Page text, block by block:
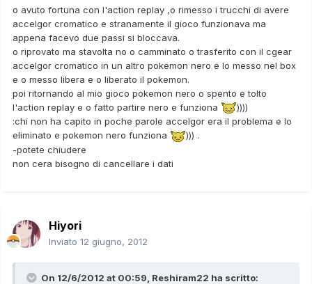
o avuto fortuna con l'action replay ,o rimesso i trucchi di avere
accelgor cromatico e stranamente il gioco funzionava ma
appena facevo due passi si bloccava.
o riprovato ma stavolta no o camminato o trasferito con il cgear
accelgor cromatico in un altro pokemon nero e lo messo nel box
e o messo libera e o liberato il pokemon.
poi ritornando al mio gioco pokemon nero o spento e tolto
l'action replay e o fatto partire nero e funziona
))))
:chi non ha capito in poche parole accelgor era il problema e lo
eliminato e pokemon nero funziona
))) .
-potete chiudere
non cera bisogno di cancellare i dati
Hiyori
Inviato 12 giugno, 2012
On 12/6/2012 at 00:59, Reshiram22 ha scritto: